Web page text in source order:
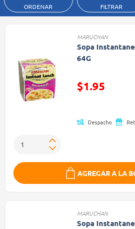
ORDENAR FILTRAR
MARUCHAN
Sopa
64G
Precio reducido
$1.95
Despacho
AGREGAR A LA
MARUCHAN
Sopa